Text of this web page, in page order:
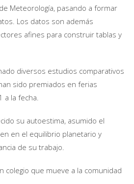
Meteorología, pasando a formar
Los datos son además
afines para construir tablas y
diversos estudios comparativos
sido premiados en ferias
a la fecha.
su autoestima, asumido el
en el equilibrio planetario y
de su trabajo.
colegio que mueve a la comunidad